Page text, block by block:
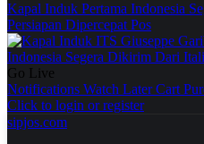
Kapal Induk Pertama Indonesia
Persiapan Dipercepat Pos
Go Live
Notifications Watch Later Cart
Click to login or register
sipjos.com